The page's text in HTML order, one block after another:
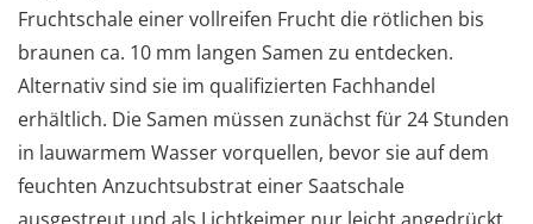
Fruchtschale einer vollreifen Frucht die rötlichen bis
braunen ca. 10 mm langen Samen zu entdecken.
Alternativ sind sie im qualifizierten Fachhandel
erhältlich. Die Samen müssen zunächst für 24 Stunden
in lauwarmem Wasser vorquellen, bevor sie auf dem
feuchten Anzuchtsubstrat einer Saatschale